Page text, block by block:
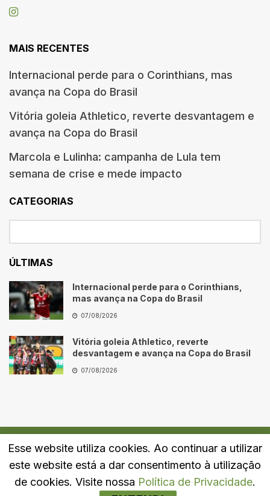
MAIS RECENTES
Internacional perde para o Corinthians, mas
avança na Copa do Brasil
Vitória goleia Athletico, reverte desvantagem e
avança na Copa do Brasil
Marcola e Lulinha: campanha de Lula tem
semana de crise e mede impacto
CATEGORIAS
ÚLTIMAS
Internacional perde para o Corinthians,
mas avança na Copa do Brasil
07/08/2026
Vitória goleia Athletico, reverte
desvantagem e avança na Copa do Brasil
07/08/2026
Quem Somos Fale Conosco Política de Privacidade
Esse website utiliza cookies. Ao continuar a utilizar
este website está a dar consentimento à utilização
de cookies. Visite nossa Política de Privacidade.